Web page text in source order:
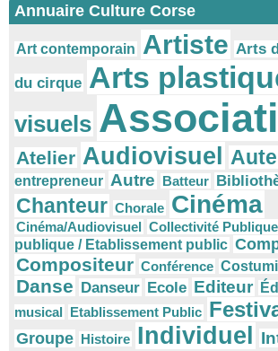
Annuaire Culture Corse
Art contemporain Artiste Arts
du cirque Arts
visuels
Atelier Audiovisuel
entrepreneur Autre Batteur
Chanteur Chorale Cinéma
Cinéma/Audiovisuel Collectivité Publique
publique / Etablissement public
Compositeur Conférence
Danse Danseur Ecole Editeur
musical Etablissement Public
Groupe Histoire Individuel